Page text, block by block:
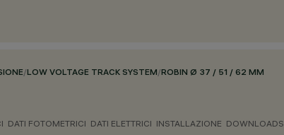
/LOW VOLTAGE TRACK SYSTEM/ROBIN Ø 37 / 51 / 62 MM
DATI FOTOMETRICI DATI ELETTRICI INSTALLAZIONE DOWNLOADS